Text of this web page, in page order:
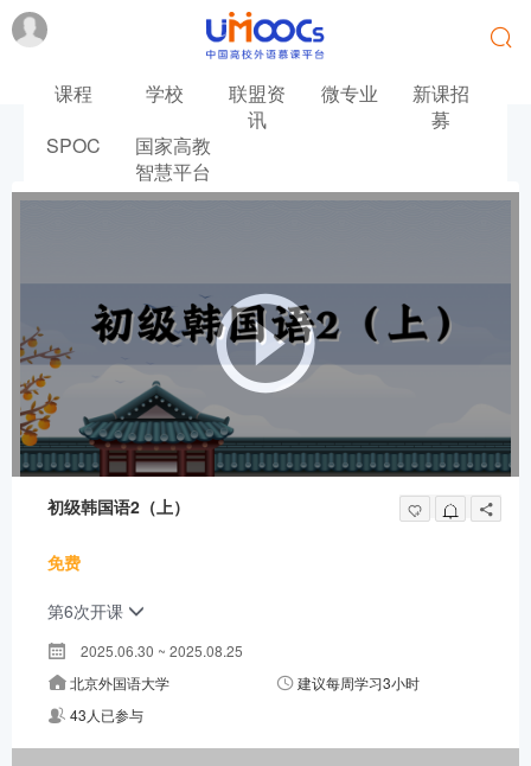
课程 学校
联盟资
讯
微专业
新课招
募
SPOC
国家高教
智慧平台
初级韩国语2（上）
免费
第6次开课
2025.06.30 ~ 2025.08.25
北京外国语大学
建议每周学习3小时
43人已参与